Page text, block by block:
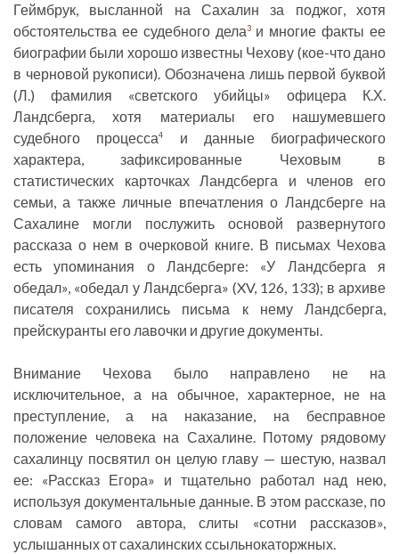
Геймбрук, высланной на Сахалин за поджог, хотя
обстоятельства ее судебного дела3и многие факты ее
биографии были хорошо известны Чехову (кое-что дано
в черновой рукописи). Обозначена лишь первой буквой
(Л.) фамилия «светского убийцы» офицера К.Х.
Ландсберга, хотя материалы его нашумевшего
судебного процесса4
и данные биографического
характера, зафиксированные Чеховым в
статистических карточках Ландсберга и членов его
семьи, а также личные впечатления о Ландсберге на
Сахалине могли послужить основой развернутого
рассказа о нем в очерковой книге. В письмах Чехова
есть упоминания о Ландсберге: «У Ландсберга я
обедал», «обедал у Ландсберга» (XV, 126, 133); в архиве
писателя сохранились письма к нему Ландсберга,
прейскуранты его лавочки и другие документы.
Внимание Чехова было направлено не на
исключительное, а на обычное, характерное, не на
преступление, а на наказание, на бесправное
положение человека на Сахалине. Потому рядовому
сахалинцу посвятил он целую главу — шестую, назвал
ее: «Рассказ Егора» и тщательно работал над нею,
используя документальные данные. В этом рассказе, по
словам самого автора, слиты «сотни рассказов»,
услышанных от сахалинских ссыльнокаторжных.